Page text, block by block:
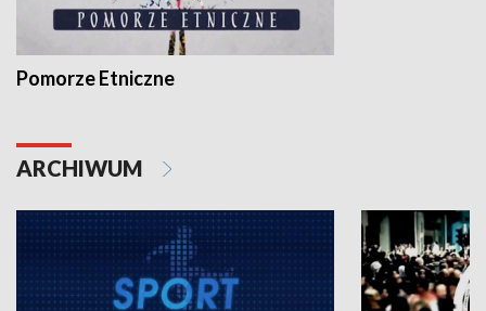
Pomorze Etniczne
ARCHIWUM